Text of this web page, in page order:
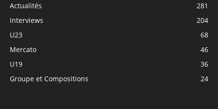
Actualités
281
Interviews
204
U23
68
Mercato
46
U19
36
Groupe et Compositions
24